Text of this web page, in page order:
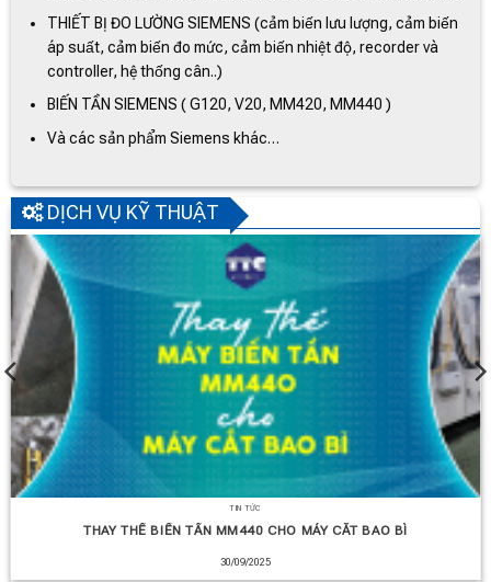
THIẾT BỊ ĐO LƯỜNG SIEMENS (cảm biến lưu lượng, cảm biến
áp suất, cảm biến đo mức, cảm biến nhiệt độ, recorder và
controller, hệ thống cân..)
BIẾN TẦN SIEMENS ( G120, V20, MM420, MM440 )
Và các sản phẩm Siemens khác…
DỊCH VỤ KỸ THUẬT
TIN TỨC
THAY THẾ BIẾN TẦN MM440 CHO MÁY CẮT BAO BÌ
30/09/2025